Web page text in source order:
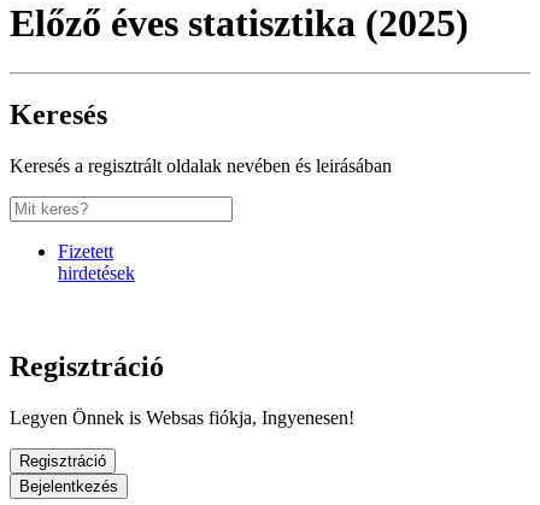
Előző éves statisztika (2025)
Keresés
Keresés a regisztrált oldalak nevében és leirásában
Fizetett
hirdetések
Regisztráció
Legyen Önnek is Websas fiókja, Ingyenesen!
Regisztráció
Bejelentkezés